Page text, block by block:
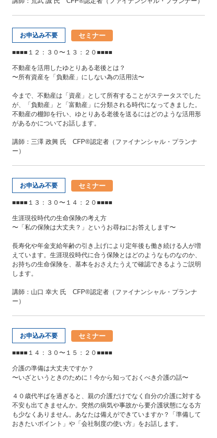
お申込み不要 セミナー
■■■■１２：３０〜１３：２０■■■■
不動産を活用したゆとりある老後とは？
〜所有資産を「負動産」にしない為の活用法〜
今まで、不動産は「資産」として所有することがステータスでした
が、「負動産」と「富動産」に分類される時代になってきました。
不動産の棚卸を行い、ゆとりある老後を送るにはどのような活用形
があるかについてお話します。
講師：三澤 政興 氏 CFP®認定者（ファイナンシャル・プランナ
ー）
お申込み不要 セミナー
■■■■１３：３０〜１４：２０■■■■
生涯現役時代の生命保険の考え方
〜「私の保険は大丈夫？」というお尋ねにお答えします〜
長寿化や年金支給年齢の引き上げにより定年後も働き続ける人が増
えています。生涯現役時代に合う保険とはどのようなものなのか、
お持ちの生命保険を、基本をおさえたうえで確認できるようご説明
します。
講師：山口 幸大 氏 CFP®認定者（ファイナンシャル・プランナ
ー）
お申込み不要 セミナー
■■■■１４：３０〜１５：２０■■■■
介護の準備は大丈夫ですか？
〜いざというときのために！今から知っておくべき介護の話〜
４０歳代半ばを過ぎると、親の介護だけでなく自分の介護に対する
不安も出てきませんか。突然の病気や事故から要介護状態になる方
も少なくありません。あなたは備えができていますか？「準備して
おきたいポイント」や「会社制度の使い方」をお話します。